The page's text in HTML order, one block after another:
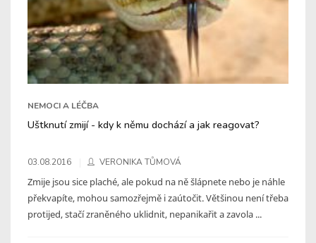
NEMOCI A LÉČBA
Uštknutí zmijí - kdy k němu dochází a jak reagovat?
03.08.2016 VERONIKA TŮMOVÁ
Zmije jsou sice plaché, ale pokud na ně šlápnete nebo je náhle
překvapíte, mohou samozřejmě i zaútočit. Většinou není třeba
protijed, stačí zraněného uklidnit, nepanikařit a zavola ...